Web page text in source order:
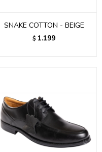
SNAKE COTTON - BEIGE
$ 1.199